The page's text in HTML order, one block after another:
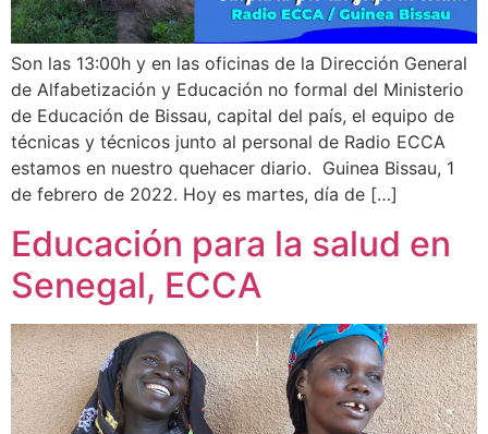
Son las 13:00h y en las oficinas de la Dirección General
de Alfabetización y Educación no formal del Ministerio
de Educación de Bissau, capital del país, el equipo de
técnicas y técnicos junto al personal de Radio ECCA
estamos en nuestro quehacer diario. Guinea Bissau, 1
de febrero de 2022. Hoy es martes, día de […]
Educación para la salud en
Senegal, ECCA